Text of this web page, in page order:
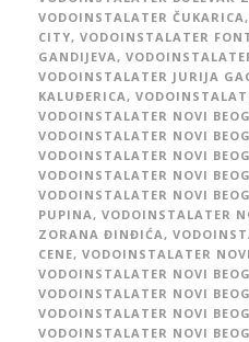
VODOINSTALATER ČUKARICA ,
CITY, VODOINSTALATER
GANDIJEVA ,
VODOINSTALATER JURIJA
KALUĐERICA ,
VODOINSTALATER NOVI
VODOINSTALATER NOVI
VODOINSTALATER NOVI
VODOINSTALATER NOVI
VODOINSTALATER NOVI
PUPINA , VODOINSTALATER
ZORANA ĐINĐIĆA ,
CENE, VODOINSTALATER
VODOINSTALATER NOVI
VODOINSTALATER NOVI
VODOINSTALATER NOVI
VODOINSTALATER NOVI